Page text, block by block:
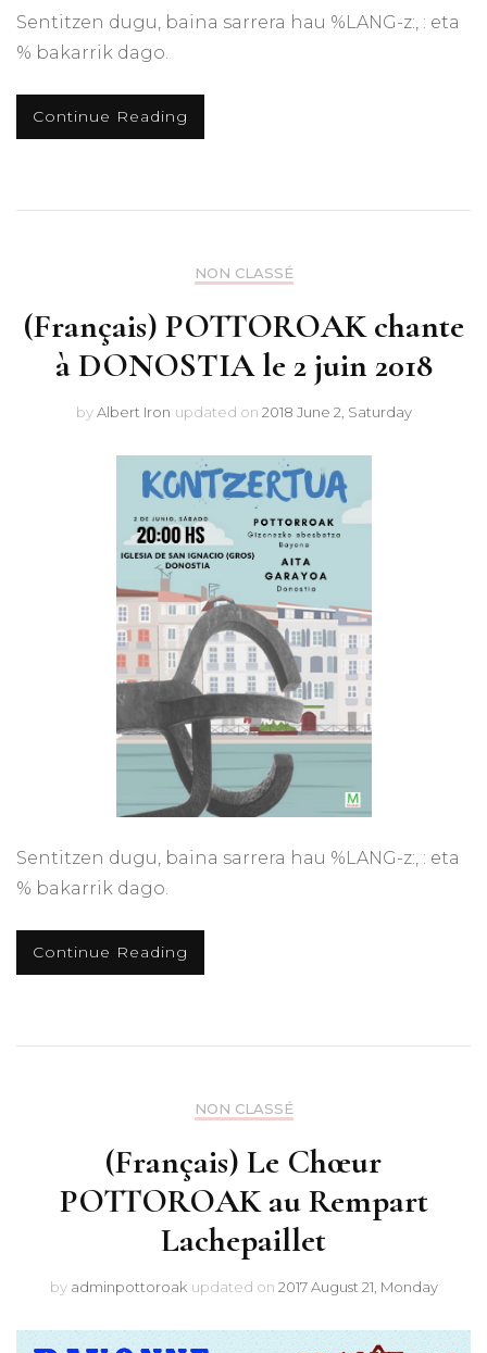
Sentitzen dugu, baina sarrera hau %LANG-z:, : eta
% bakarrik dago.
Continue Reading
NON CLASSÉ
(Français) POTTOROAK chante
à DONOSTIA le 2 juin 2018
byAlbert Iron updated on 2018 June 2, Saturday
Sentitzen dugu, baina sarrera hau %LANG-z:, : eta
% bakarrik dago.
Continue Reading
NON CLASSÉ
(Français) Le Chœur
POTTOROAK au Rempart
Lachepaillet
by adminpottoroak updated on 2017 August 21, Monday